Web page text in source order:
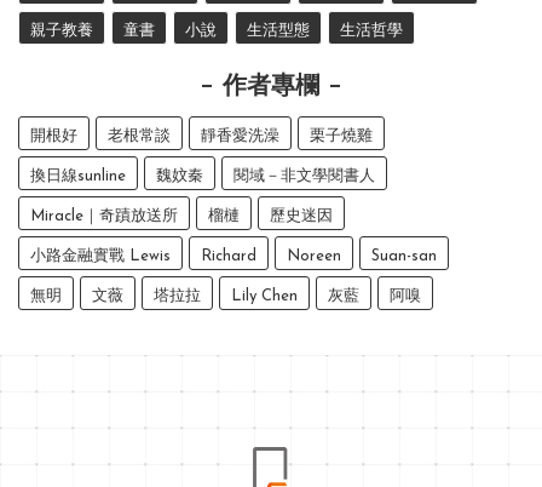
親子教養 童書 小說 生活型態 生活哲學
作者專欄
開根好 老根常談 靜香愛洗澡 栗子燒雞
換日線sunline 魏妏秦 閱域－非文學閱書人
Miracle｜奇蹟放送所 榴槤 歷史迷因
小路金融實戰 Lewis Richard Noreen Suan-san
無明 文薇 塔拉拉 Lily Chen 灰藍 阿嗅